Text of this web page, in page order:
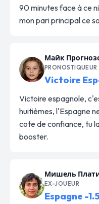
90 minutes face à ce
mon pari principal ce
Майк
PRONOSTIQUEUR
Victoire
Victoire espagnole,
huitièmes, l'Espagne
cote de confiance, tu
booster.
Мишель
EX-JOUEUR
Espagne -